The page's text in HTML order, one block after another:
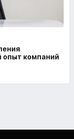
опыт компаний